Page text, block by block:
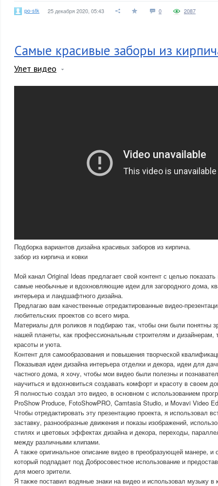
po-stk 25 декабря 2020, 05:43 0 2087
Самые красивые заборы из
Улет видео
Подборка вариантов дизайна красивых заборов из кирпича.
забор из кирпича и ковки
Мой канал Original Ideas предлагает свой контент с целью
самые необычные и вдохновляющие идеи для загородного дома,
интерьера и ландшафтного дизайна.
Предлагаю вам качественные отредактированные видео-
любительских проектов со всего мира.
Материалы для роликов я подбираю так, чтобы они были понятны
нашей планеты, как профессиональным строителям и дизайнерам,
красоты и уюта.
Контент для самообразования и повышения творческой
Показывая идеи дизайна интерьера отделки и декора, идеи для
частного дома, я хочу, чтобы мои видео были полезны и
научиться и вдохновиться создавать комфорт и красоту в своем
Я полностью создал это видео, в основном с использованием
ProShow Produce, FotoShowPRO, Camtasia Studio, и Movavi Video
Чтобы отредактировать эту презентацию проекта, я использовал
заставку, разнообразные движения и показы изображений,
стилях и цветовых эффектах дизайна и декора, переходы,
между различными клипами.
А также оригинальное описание видео в преобразующей манере, и
который подпадает под Добросовестное использование и
для моего зрители.
Я также поставил водяные знаки на видео и использовал музыку в